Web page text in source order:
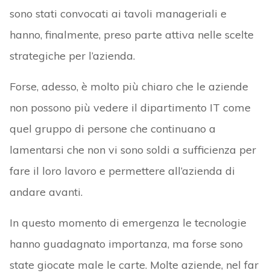
sono stati convocati ai tavoli manageriali e
hanno, finalmente, preso parte attiva nelle scelte
strategiche per l’azienda.
Forse, adesso, è molto più chiaro che le aziende
non possono più vedere il dipartimento IT come
quel gruppo di persone che continuano a
lamentarsi che non vi sono soldi a sufficienza per
fare il loro lavoro e permettere all’azienda di
andare avanti.
In questo momento di emergenza le tecnologie
hanno guadagnato importanza, ma forse sono
state giocate male le carte. Molte aziende, nel far